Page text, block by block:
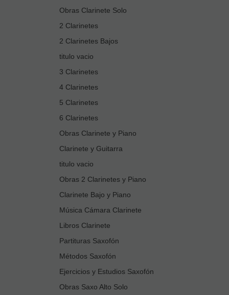
Obras Clarinete Solo
2 Clarinetes
2 Clarinetes Bajos
titulo vacio
3 Clarinetes
4 Clarinetes
5 Clarinetes
6 Clarinetes
Obras Clarinete y Piano
Clarinete y Guitarra
titulo vacio
Obras 2 Clarinetes y Piano
Clarinete Bajo y Piano
Música Cámara Clarinete
Libros Clarinete
Partituras Saxofón
Métodos Saxofón
Ejercicios y Estudios Saxofón
Obras Saxo Alto Solo